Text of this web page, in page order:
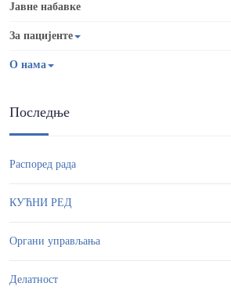
Јавне набавке
За пацијенте
О нама
Последње
Распоред рада
КУЋНИ РЕД
Органи управљања
Делатност